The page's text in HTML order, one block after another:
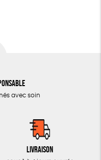
avec soin
Livraison